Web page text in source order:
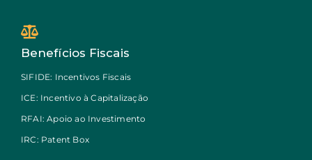
Benefícios Fiscais
SIFIDE: Incentivos Fiscais
ICE: Incentivo à Capitalização
RFAI: Apoio ao Investimento
IRC: Patent Box